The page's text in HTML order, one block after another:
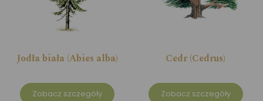
Jodła biała (Abies alba)
Zobacz szczegóły
Cedr (Cedrus)
Zobacz szczegóły